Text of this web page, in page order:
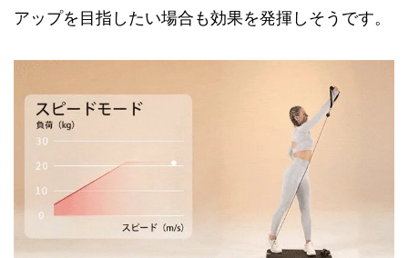
アップを目指したい場合も効果を発揮しそうです。